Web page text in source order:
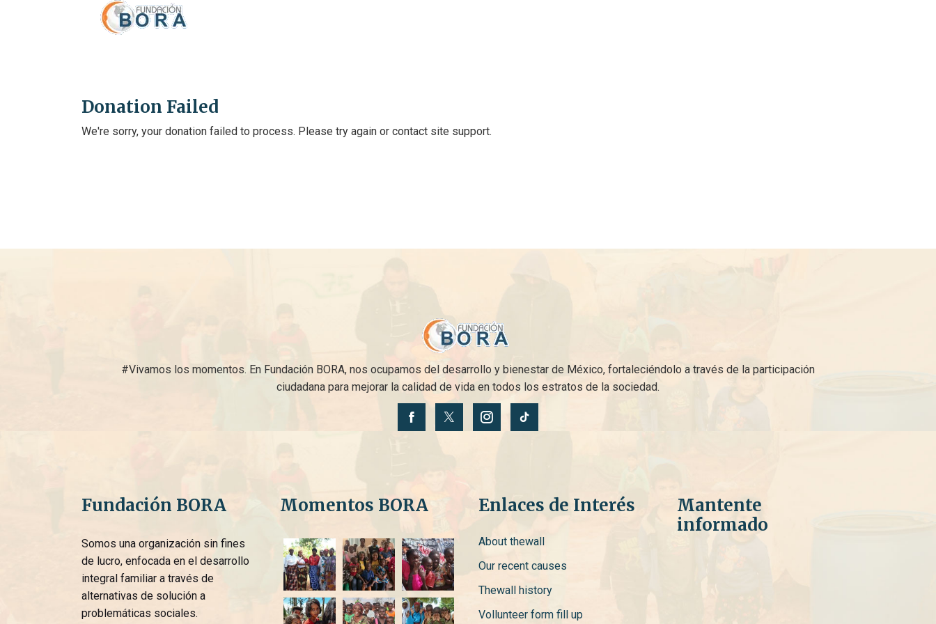
Donation Failed
We're sorry, your donation failed to process. Please try again or contact site support.
#Vivamos los momentos. En Fundación BORA, nos ocupamos del desarrollo y bienestar de México, fortaleciéndolo a través de la participación
ciudadana para mejorar la calidad de vida en todos los estratos de la sociedad.
Fundación BORA
Somos una organización sin fines
de lucro, enfocada en el desarrollo
integral familiar a través de
alternativas de solución a
problemáticas sociales.
Momentos BORA Enlaces de Interés
About thewall
Our recent causes
Thewall history
Vollunteer form fill up
Mantente
informado